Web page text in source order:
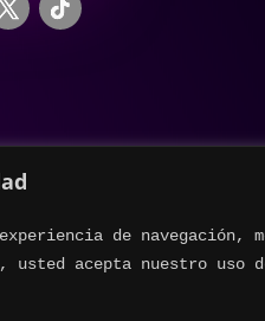
experiencia de
acepta nuestro uso